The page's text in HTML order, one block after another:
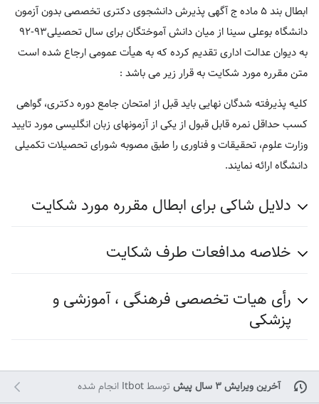
ابطال بند ۵ ماده ج آگهی پذیرش دانشجوی دکتری تخصصی بدون آزمون
دانشگاه بوعلی سینا از میان دانش آموختگان برای سال تحصیلی۹۳-۹۲
به دیوان عدالت اداری تقدیم کرده که به هیأت عمومی ارجاع شده است
متن مقرره مورد شکایت به قرار زیر می باشد :
کلیه پذیرفته شدگان نهایی باید قبل از امتحان جامع دوره دکتری، گواهی
کسب حداقل نمره قابل قبول از یکی از آزمونهای زبان انگلیسی مورد تایید
وزارت علوم، تحقیقات و فناوری را طبق مصوبه شورای تحصیلات تکمیلی
دانشگاه ارائه نمایند.
دلایل شاکی برای ابطال مقرره مورد شکایت
خلاصه مدافعات طرف شکایت
رأی هیات تخصصی فرهنگی ، آموزشی و
پزشکی
آخرین ویرایش ۳ سال پیش توسطItbot انجام شده